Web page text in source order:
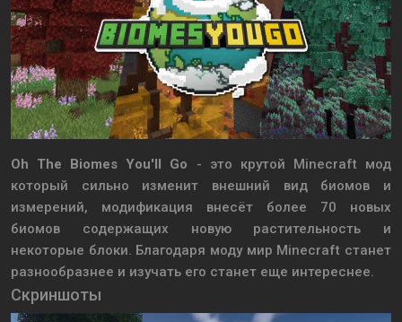
Oh The Biomes You'll Go - это крутой Minecraft мод
который сильно изменит внешний вид биомов и
измерений, модификация внесёт более 70 новых
биомов содержащих новую растительность и
некоторые блоки. Благодаря моду мир Minecraft станет
разнообразнее и изучать его станет еще интереснее.
Скриншоты